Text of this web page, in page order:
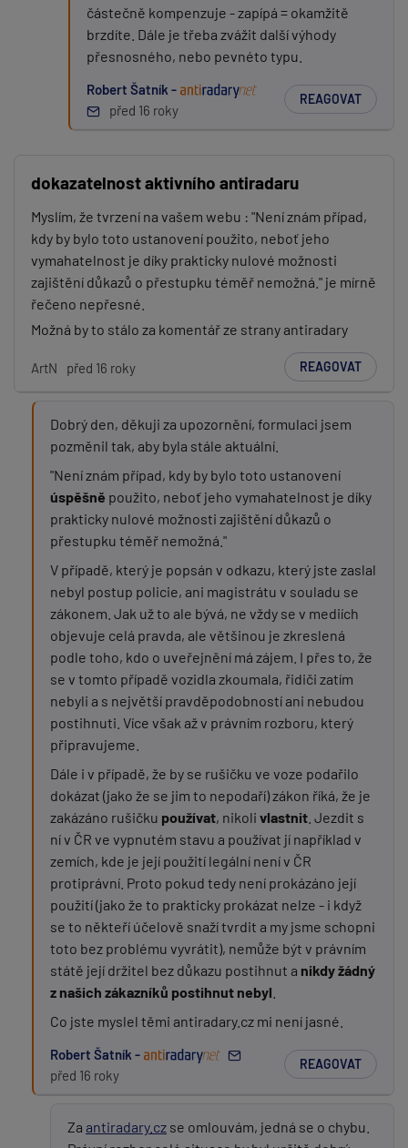
částečně kompenzuje - zapípá = okamžitě
brzdíte. Dále je třeba zvážit další výhody
přesnosného, nebo pevnéto typu.
Robert Šatník -
před 16 roky
REAGOVAT
dokazatelnost aktivního antiradaru
Myslím, že tvrzení na vašem webu : "Není znám případ,
kdy by bylo toto ustanovení použito, neboť jeho
vymahatelnost je díky prakticky nulové možnosti
zajištění důkazů o přestupku téměř nemožná." je mírně
řečeno nepřesné.
Možná by to stálo za komentář ze strany antiradary
ArtN před 16 roky REAGOVAT
Dobrý den, děkuji za upozornění, formulaci jsem
pozměnil tak, aby byla stále aktuální.
"Není znám případ, kdy by bylo toto ustanovení
úspěšně použito, neboť jeho vymahatelnost je díky
prakticky nulové možnosti zajištění důkazů o
přestupku téměř nemožná."
V případě, který je popsán v odkazu, který jste zaslal
nebyl postup policie, ani magistrátu v souladu se
zákonem. Jak už to ale bývá, ne vždy se v mediích
objevuje celá pravda, ale většinou je zkreslená
podle toho, kdo o uveřejnění má zájem. I přes to, že
se v tomto případě vozidla zkoumala, řidiči zatím
nebyli a s největší pravděpodobností ani nebudou
postihnuti. Více však až v právním rozboru, který
připravujeme.
Dále i v případě, že by se rušičku ve voze podařilo
dokázat (jako že se jim to nepodaří) zákon říká, že je
zakázáno rušičku používat, nikoli vlastnit . Jezdit s
ní v ČR ve vypnutém stavu a používat jí například v
zemích, kde je její použití legální není v ČR
protiprávní. Proto pokud tedy není prokázáno její
použití (jako že to prakticky prokázat nelze - i když
se to někteří účelově snaží tvrdit a my jsme schopni
toto bez problému vyvrátit), nemůže být v právním
státě její držitel bez důkazu postihnut a nikdy žádný
z našich zákazníků postihnut nebyl
Co jste myslel těmi antiradary.cz mi není jasné.
Robert Šatník -
před 16 roky
REAGOVAT
Za antiradary.cz se omlouvám, jedná se o chybu.